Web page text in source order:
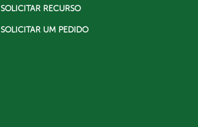
SOLICITAR RECURSO
SOLICITAR UM PEDIDO